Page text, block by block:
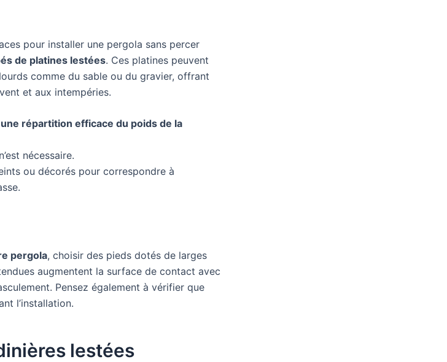
pour installer une pergola sans percer
de platines lestées. Ces platines peuvent
comme du sable ou du gravier, offrant
et aux intempéries.
répartition efficace du poids de la
nécessaire.
ou décorés pour correspondre à
pergola, choisir des pieds dotés de larges
augmentent la surface de contact avec
Pensez également à vérifier que
l’installation.
lestées